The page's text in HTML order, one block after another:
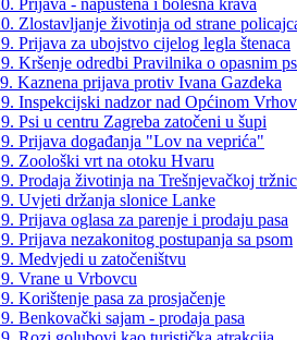
Zlostavljanje životinja od strane
Prijava za ubojstvo cijelog legla štenaca
Kršenje odredbi Pravilnika o opasnim
Kaznena prijava protiv Ivana Gazdeka
Inspekcijski nadzor nad Općinom
Psi u centru Zagreba zatočeni u šupi
Prijava događanja "Lov na veprića"
Zoološki vrt na otoku Hvaru
Prodaja životinja na Trešnjevačkoj
Uvjeti držanja slonice Lanke
Prijava oglasa za parenje i prodaju pasa
Prijava nezakonitog postupanja sa psom
Medvjedi u zatočeništvu
Vrane u Vrbovcu
Korištenje pasa za prosjačenje
Benkovački sajam - prodaja pasa